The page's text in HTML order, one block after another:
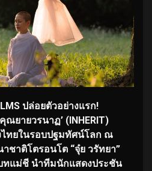
ปล่อยตัวอย่างแรก!
ยายวรนาฏ’ (INHERIT)
ไทยในรอบปฐมทัศน์โลก ณ
ชาติโตรอนโต “จุ๋ย วรัทยา”
แม่ชี นำทีมนักแสดงประชัน